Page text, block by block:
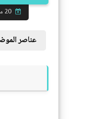
20 مارس 2020
عناصر